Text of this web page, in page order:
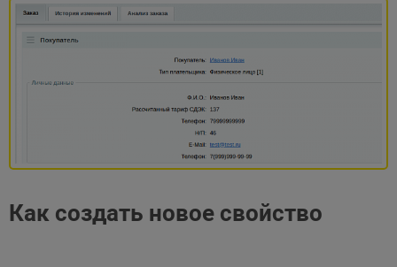
Как создать новое свойство